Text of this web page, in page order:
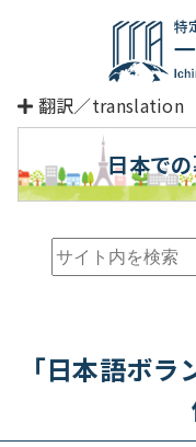
翻訳／translation
日本で
「日本語ボ